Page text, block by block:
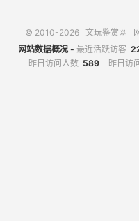
© 2010-2026 文玩鉴赏网
网站数据概况 - 最近活跃访客
昨日访问人数 589 昨日访